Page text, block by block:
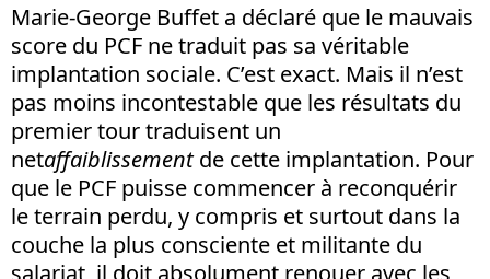
Marie-George Buffet a déclaré que le mauvais
score du PCF ne traduit pas sa véritable
implantation sociale. C’est exact. Mais il n’est
pas moins incontestable que les résultats du
premier tour traduisent un
netaffaiblissementde cette implantation. Pour
que le PCF puisse commencer à reconquérir
le terrain perdu, y compris et surtout dans la
couche la plus consciente et militante du
salariat, il doit absolument renouer avec les